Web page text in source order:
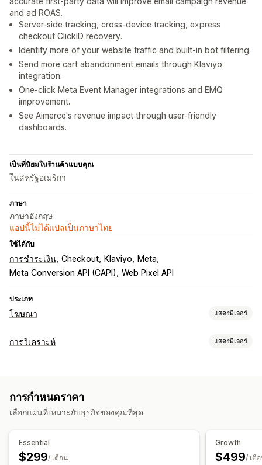
and ad ROAS.
Server-side tracking, cross-device tracking, express
checkout ClickID recovery.
Identify more of your website traffic and built-in bot filtering.
Send more cart abandonment emails through Klaviyo
integration.
One-click Meta Event Manager integrations and EMQ
improvement.
See Aimerce's revenue impact through user-friendly
dashboards.
เป็นที่นิยมในร้านค้าแบบคุณ
ในสหรัฐอเมริกา
ภาษา
ภาษาอังกฤษ
แอปนี้ไม่ได้แปลเป็นภาษาไทย
ใช้ได้กับ
การชำระเงิน Checkout Klaviyo
Meta
Meta Conversion API (CAPI)
Web Pixel API
ประเภท
โฆษณา แสดงฟีเจอร์
การกำหนดเป้าหมาย
การจัดการแคมเปญ
การจัดการพิกเซล
การติดตามคอนเวอร์ชัน
การระบุแหล่งที่มาของ UTM
การวิเคราะห์ แสดงฟีเจอร์
การติดตามเหตุการณ์
การตลาดและการขาย
ภาพและรายงาน
การกำหนดราคา
เลือกแผนที่เหมาะกับธุรกิจของคุณที่สุด
Essential
$299/ เดือน
Growth
$499/ เดื